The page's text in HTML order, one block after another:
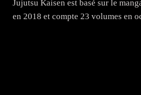
Jujutsu Kaisen est basé sur le
en 2018 et compte 23 volumes en